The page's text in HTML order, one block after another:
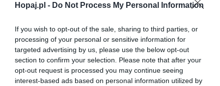
Hopaj.pl - Do Not Process My Personal Information
If you wish to opt-out of the sale, sharing to third parties, or
processing of your personal or sensitive information for
targeted advertising by us, please use the below opt-out
section to confirm your selection. Please note that after your
opt-out request is processed you may continue seeing
interest-based ads based on personal information utilized by